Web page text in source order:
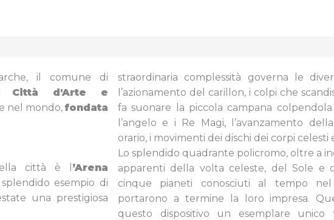
il comune di
Città d'Arte e
nel mondo,fondata
città è l ’Arena
splendido esempio di
una prestigiosa
straordinaria complessità governa le
l’azionamento del carillon, i colpi che
fa suonare la piccola campana
l’angelo e i Re Magi, l’avanzamento
orario, i movimenti dei dischi dei corpi celesti
Lo splendido quadrante policromo, oltre a
apparenti della volta celeste, del Sole e
cinque pianeti conosciuti al tempo
portarono a termine la loro impresa.
questo dispositivo un esemplare